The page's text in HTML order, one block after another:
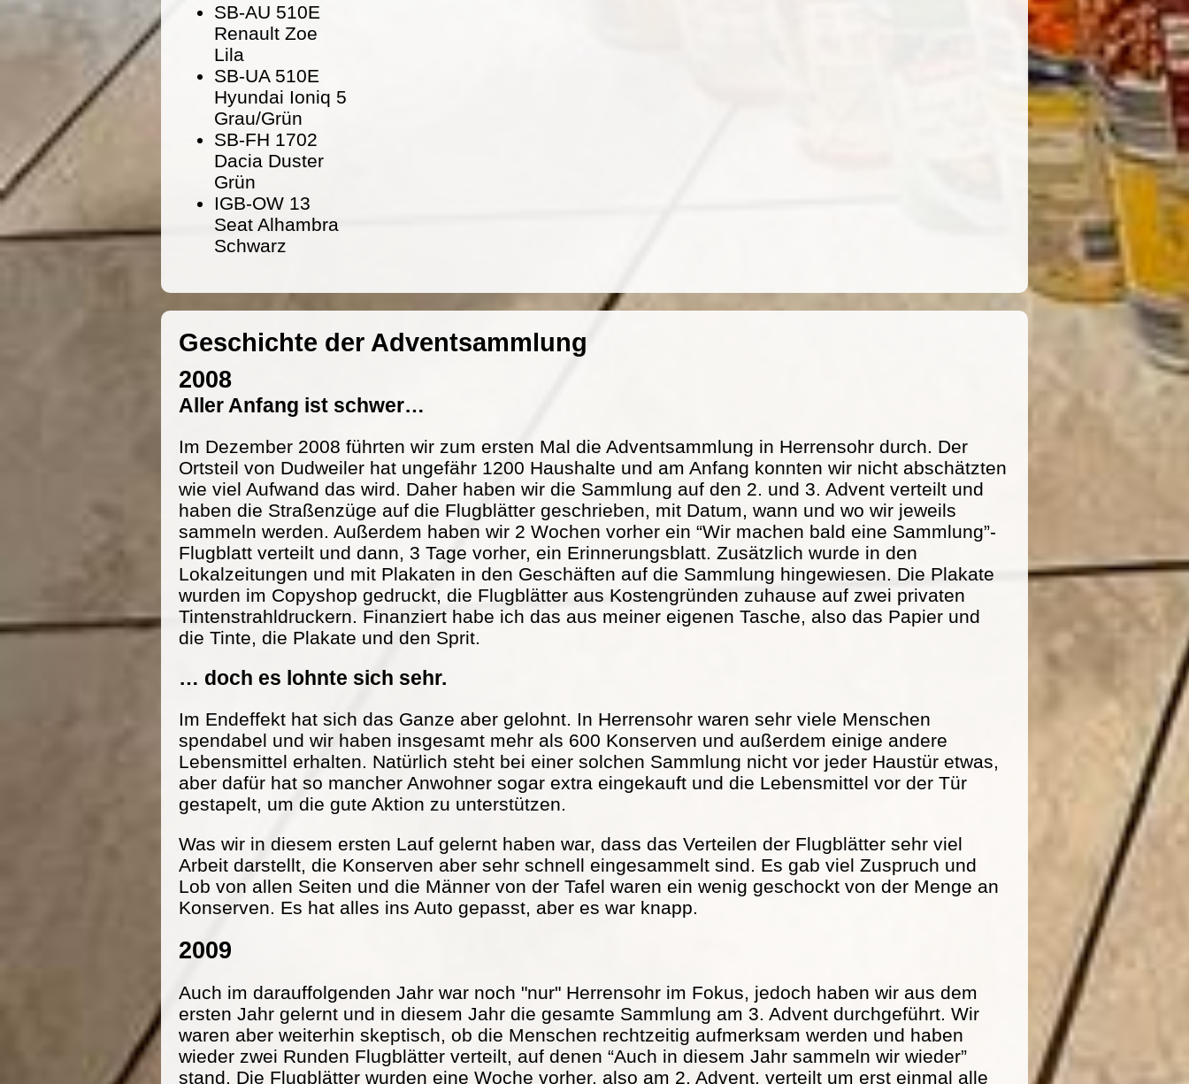
SB-AU 510E
Renault Zoe
Lila
SB-UA 510E
Hyundai Ioniq 5
Grau/Grün
SB-FH 1702
Dacia Duster
Grün
IGB-OW 13
Seat Alhambra
Schwarz
Geschichte der Adventsammlung
2008
Aller Anfang ist schwer…
Im Dezember 2008 führten wir zum ersten Mal die Adventsammlung in Herrensohr durch. Der
Ortsteil von Dudweiler hat ungefähr 1200 Haushalte und am Anfang konnten wir nicht abschätzten
wie viel Aufwand das wird. Daher haben wir die Sammlung auf den 2. und 3. Advent verteilt und
haben die Straßenzüge auf die Flugblätter geschrieben, mit Datum, wann und wo wir jeweils
sammeln werden. Außerdem haben wir 2 Wochen vorher ein “Wir machen bald eine Sammlung”-
Flugblatt verteilt und dann, 3 Tage vorher, ein Erinnerungsblatt. Zusätzlich wurde in den
Lokalzeitungen und mit Plakaten in den Geschäften auf die Sammlung hingewiesen. Die Plakate
wurden im Copyshop gedruckt, die Flugblätter aus Kostengründen zuhause auf zwei privaten
Tintenstrahldruckern. Finanziert habe ich das aus meiner eigenen Tasche, also das Papier und
die Tinte, die Plakate und den Sprit.
… doch es lohnte sich sehr.
Im Endeffekt hat sich das Ganze aber gelohnt. In Herrensohr waren sehr viele Menschen
spendabel und wir haben insgesamt mehr als 600 Konserven und außerdem einige andere
Lebensmittel erhalten. Natürlich steht bei einer solchen Sammlung nicht vor jeder Haustür etwas,
aber dafür hat so mancher Anwohner sogar extra eingekauft und die Lebensmittel vor der Tür
gestapelt, um die gute Aktion zu unterstützen.
Was wir in diesem ersten Lauf gelernt haben war, dass das Verteilen der Flugblätter sehr viel
Arbeit darstellt, die Konserven aber sehr schnell eingesammelt sind. Es gab viel Zuspruch und
Lob von allen Seiten und die Männer von der Tafel waren ein wenig geschockt von der Menge an
Konserven. Es hat alles ins Auto gepasst, aber es war knapp.
2009
Auch im darauffolgenden Jahr war noch "nur" Herrensohr im Fokus, jedoch haben wir aus dem
ersten Jahr gelernt und in diesem Jahr die gesamte Sammlung am 3. Advent durchgeführt. Wir
waren aber weiterhin skeptisch, ob die Menschen rechtzeitig aufmerksam werden und haben
wieder zwei Runden Flugblätter verteilt, auf denen “Auch in diesem Jahr sammeln wir wieder”
stand. Die Flugblätter wurden eine Woche vorher, also am 2. Advent, verteilt um erst einmal alle